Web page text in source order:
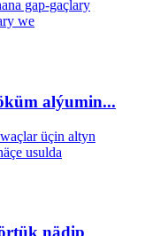
alýumin...